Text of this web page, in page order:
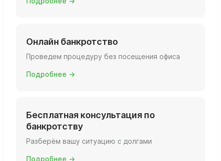
Онлайн банкротство
Проведем процедуру без посещения офиса
Подробнее →
Бесплатная консультация по
банкротству
Разберём вашу ситуацию с долгами
Подробнее →